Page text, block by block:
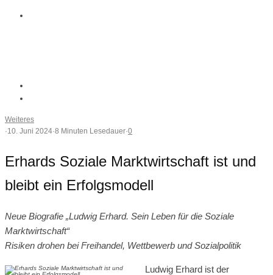
Weiteres
·10. Juni 2024·8 Minuten Lesedauer·0
Erhards Soziale Marktwirtschaft ist und
bleibt ein Erfolgsmodell
Neue Biografie „Ludwig Erhard. Sein Leben für die Soziale
Marktwirtschaft“
Risiken drohen bei Freihandel, Wettbewerb und Sozialpolitik
Ludwig Erhard ist der